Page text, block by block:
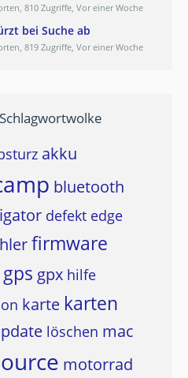
810 Zugriffe, Vor einer Woche
bei Suche ab
819 Zugriffe, Vor einer Woche
akku
bluetooth
defekt edge
firmware
gps gpx hilfe
karte karten
löschen mac
motorrad